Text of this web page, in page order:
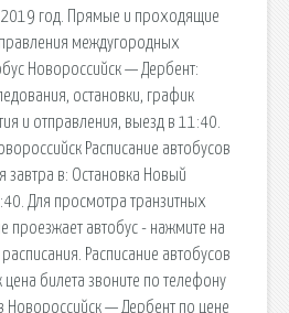
год. Прямые и проходящие
междугородных
Новороссийск — Дербент:
остановки, график
и отправления, выезд в 11:40.
Расписание автобусов
завтра в: Остановка Новый
Для просмотра транзитных
проезжает автобус - нажмите на
Расписание автобусов
билета звоните по телефону
Новороссийск — Дербент по цене